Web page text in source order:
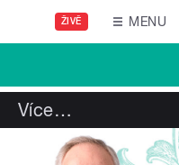
ŽIVĚ MENU
Více…